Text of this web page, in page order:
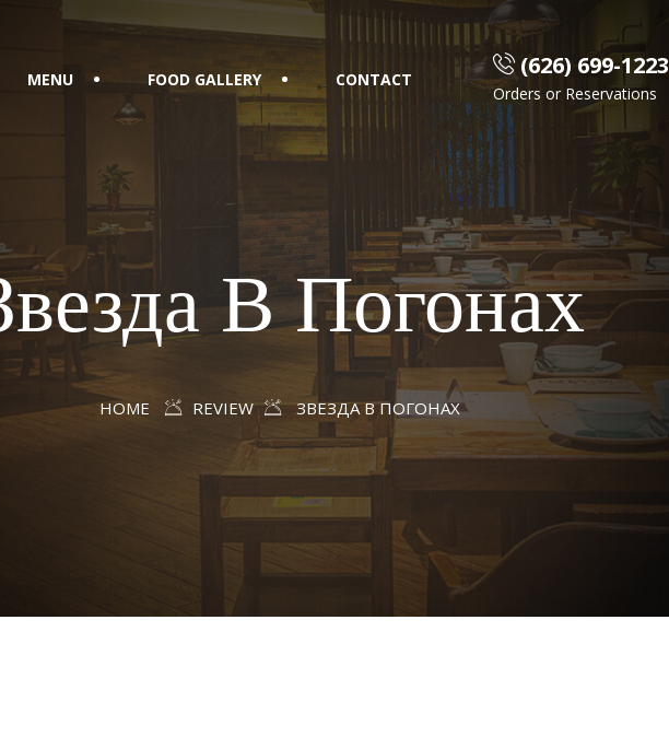
MENU FOOD GALLERY CONTACT (626) 699-1223
Orders or Reservations
В Погонах
HOME REVIEW ЗВЕЗДА В ПОГОНАХ